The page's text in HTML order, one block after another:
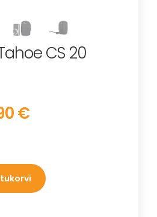
CS 20
€